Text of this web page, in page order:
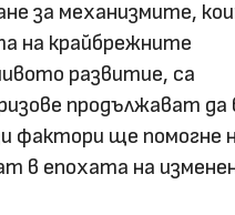
за механизмите,
на крайбрежните
развитие, са
продължават
фактори ще помогне
в епохата на